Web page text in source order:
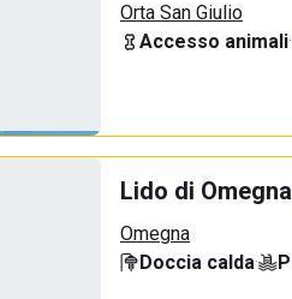
Orta San Giulio
Accesso animali·
Lido di Omegna
Omegna
Doccia calda·